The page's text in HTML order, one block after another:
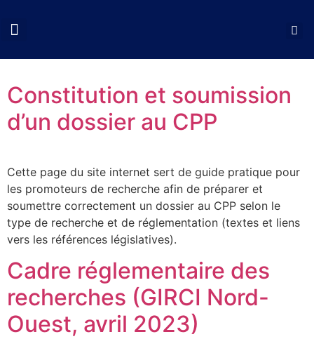
Constitution et soumission
d’un dossier au CPP
Cette page du site internet sert de guide pratique pour
les promoteurs de recherche afin de préparer et
soumettre correctement un dossier au CPP selon le
type de recherche et de réglementation (textes et liens
vers les références législatives).
Cadre réglementaire des
recherches (GIRCI Nord-
Ouest, avril 2023)